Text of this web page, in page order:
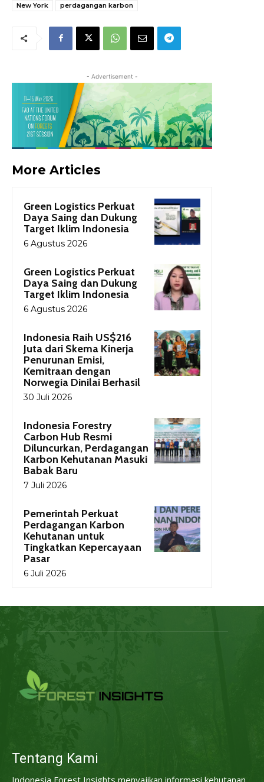
New York
perdagangan karbon
- Advertisement -
More Articles
Green Logistics Perkuat
Daya Saing dan Dukung
Target Iklim Indonesia
6 Agustus 2026
Green Logistics Perkuat
Daya Saing dan Dukung
Target Iklim Indonesia
6 Agustus 2026
Indonesia Raih US$216
Juta dari Skema Kinerja
Penurunan Emisi,
Kemitraan dengan
Norwegia Dinilai Berhasil
30 Juli 2026
Indonesia Forestry
Carbon Hub Resmi
Diluncurkan, Perdagangan
Karbon Kehutanan Masuki
Babak Baru
7 Juli 2026
Pemerintah Perkuat
Perdagangan Karbon
Kehutanan untuk
Tingkatkan Kepercayaan
Pasar
6 Juli 2026
Tentang Kami